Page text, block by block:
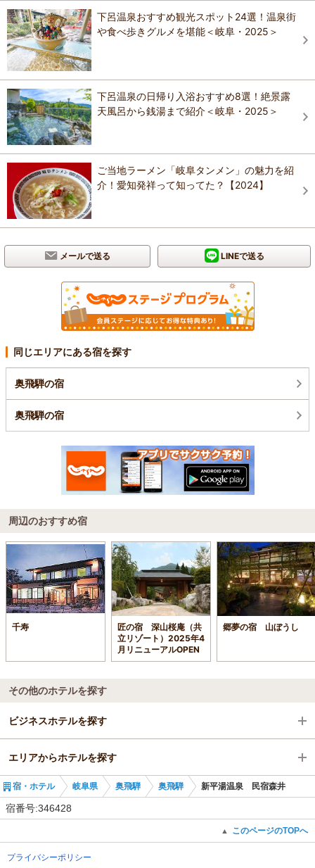
下呂温泉おすすめ観光スポット24選！温泉街
や食べ歩きグルメを堪能＜岐阜・2025＞
下呂温泉の日帰り入浴おすすめ8選！絶景露
天風呂から銭湯まで紹介＜岐阜・2025＞
ご当地ラーメン「岐阜タンメン」の魅力を紹
介！愛知発祥って知ってた？【2024】
メールで送る LINEで送る
同じエリアにある宿を探す
奥飛騨の宿
奥飛騨の宿
周辺のおすすめ宿
千寿
匠の宿 深山桜庵（共
立リゾート）2025年4
月リニューアルOPEN
郷夢の宿 山ぼうし
その他のホテルを探す
ビジネスホテルを探す
岐阜県
奥飛騨
エリアからホテルを探す
岐阜県
宿・ホテル 岐阜県 奥飛騨 奥飛騨 新平湯温泉 民宿森井
宿番号:346428
▲ このページのTOPへ
プライバシーポリシー